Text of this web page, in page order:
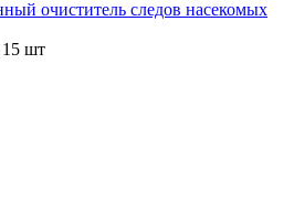
очиститель следов насекомых
шт